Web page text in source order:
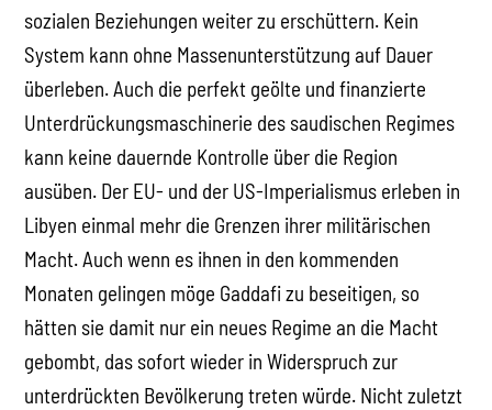
sozialen Beziehungen weiter zu erschüttern. Kein
System kann ohne Massenunterstützung auf Dauer
überleben. Auch die perfekt geölte und finanzierte
Unterdrückungsmaschinerie des saudischen Regimes
kann keine dauernde Kontrolle über die Region
ausüben. Der EU- und der US-Imperialismus erleben in
Libyen einmal mehr die Grenzen ihrer militärischen
Macht. Auch wenn es ihnen in den kommenden
Monaten gelingen möge Gaddafi zu beseitigen, so
hätten sie damit nur ein neues Regime an die Macht
gebombt, das sofort wieder in Widerspruch zur
unterdrückten Bevölkerung treten würde. Nicht zuletzt